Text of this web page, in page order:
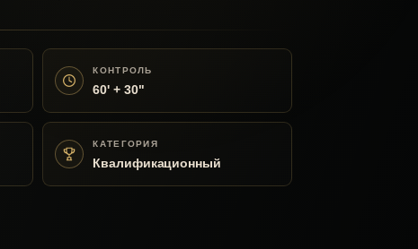
КОНТРОЛЬ
60' + 30"
КАТЕГОРИЯ
Квалификационный